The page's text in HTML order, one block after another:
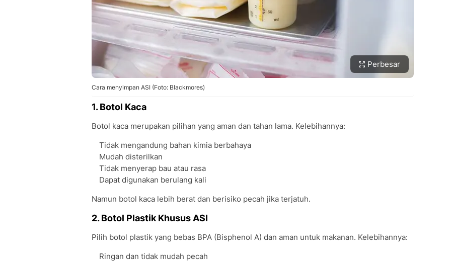
Perbesar
Cara menyimpan ASI (Foto: Blackmores)
1. Botol Kaca
Botol kaca merupakan pilihan yang aman dan tahan lama. Kelebihannya:
Tidak mengandung bahan kimia berbahaya
Mudah disterilkan
Tidak menyerap bau atau rasa
Dapat digunakan berulang kali
Namun botol kaca lebih berat dan berisiko pecah jika terjatuh.
2. Botol Plastik Khusus ASI
Pilih botol plastik yang bebas BPA (Bisphenol A) dan aman untuk makanan. Kelebihannya:
Ringan dan tidak mudah pecah